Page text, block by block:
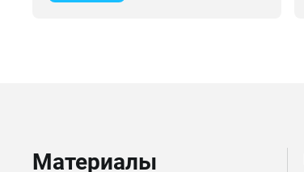
Материалы